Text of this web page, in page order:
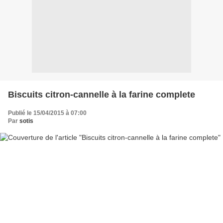
Biscuits citron-cannelle à la farine complete
Publié le 15/04/2015 à 07:00
Par sotis